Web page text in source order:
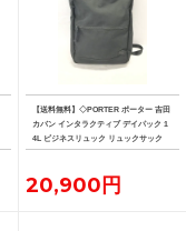
【送料無料】◇PORTER ポーター 吉田
カバン インタラクティブ デイパック 1
4L ビジネスリュック リュックサック
20,900円